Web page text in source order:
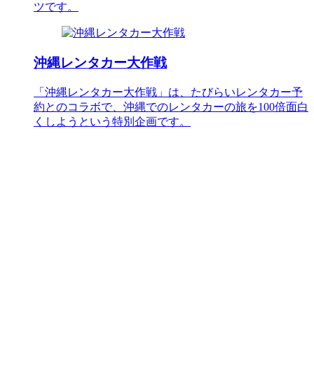
ツです。
沖縄レンタカー大作戦
「沖縄レンタカー大作戦」は、たびらいレンタカー予
約とのコラボで、沖縄でのレンタカーの旅を100倍面白
くしようという特別企画です。